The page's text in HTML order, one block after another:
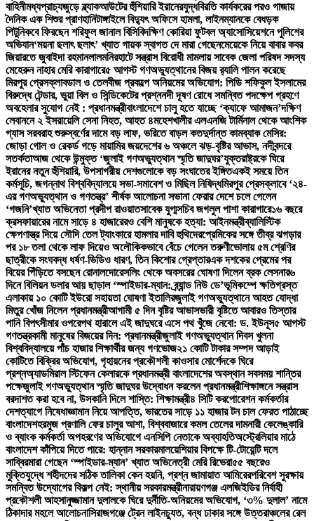
বাহিনীমধ্যপ্রাচ্যজুড়ে ব্ল্যাকআউটের হুঁশিয়ারি ইরানেরযুদ্ধবিরতি কার্যকরের পরও গাজায়
দৈনিক এক শিশুর প্রাণহানিটাঙ্গাইলে বিদ্যুৎ অফিসে হামলা, লাইনম্যানকে বেধড়ক
পিটুনিকবে ফিরছেন শরিফুল জানাল বিসিবিদক্ষিণ কোরিয়া ফুটবল অ্যাসোসিয়েশনে পুলিশের
অভিযান‘ময়না ছলাৎ ছলাৎ’ খ্যাত গায়ক স্বাগত দে মারা গেছেনমেয়েকে নিয়ে বাবার কবর
জিয়ারতে জুবাইদা রহমানলালমনিরহাটে সন্ত্রাস বিরোধী মামলায় সাবেক জেলা পরিষদ সদস্য
মেহেরুন নাহার মেরি কারাগারে৫ আগস্ট গণঅভ্যুত্থানের বিজয় র‍্যালি পালন করেছে
মিরপুর প্রেসক্লাবডাল ও তেলবীজ প্রকল্পে অনিয়মের অভিযোগ: পিডি শফিকুল ইসলামের
বিরুদ্ধে টেন্ডার, ভুয়া বিল ও সিন্ডিকেটের প্রশ্ননদী দূষণ রোধে সমন্বিত পদক্ষেপ গ্রহণে
অবহেলার সুযোগ নেই : প্রধানমন্ত্রীবাংলাদেশে চালু হতে যাচ্ছে ‘ক্যাফে আমাজন’দক্ষিণ
লেবাননে ২ ইসরায়েলি সেনা নিহত, আহত ৪মহেশখালীর এলএনজি টার্মিনাল থেকে আংশিক
গ্যাস সরবরাহ শুরুস্বর্ণের দামে বড় লাফ, ভরিতে বাড়ল কতদুর্দান্ত কামব্যাক মেসির:
জোড়া গোল ও রেকর্ড গড়ে মায়ামির জয়দেশের ৬ অঞ্চলে ঝড়-বৃষ্টির আভাস, নদীবন্দরে
সতর্কতাআজ থেকে উন্মুক্ত ‘জুলাই গণঅভ্যুত্থান স্মৃতি জাদুঘর’যুক্তরাষ্ট্রকে ঘিরে
ইরানের নতুন হুঁশিয়ারি, উপসাগরীয় দেশগুলোকে বড় সংঘাতের ইঙ্গিতএকই সময়ে তিন
কর্মসূচি, জগন্নাথ বিশ্ববিদ্যালয়ে সভা-সমাবেশ ও মিছিল নিষিদ্ধমিরপুর প্রেসক্লাবে ‘২৪-
এর গণঅভ্যুত্থান ও গণতন্ত্র’ শীর্ষক আলোচনা সভানা ফেরার দেশে চলে গেলেন
‘গজনি’খ্যাত অভিনেতা প্রদীপ রাওয়াতসাবেক যুগ্মসচিব জগলুল পাশা কারাগারে১৬ বছরে
ক্রসফায়ারের নামে সাড়ে ৪ হাজারেরও বেশি মানুষকে হত্যা: আইনমন্ত্রীব্যালিস্টিক
ক্ষেপণাস্ত্র দিয়ে সৌদি তেল ট্যাংকারে হামলার দাবি হুথিদেরপ্রেমিকের সঙ্গে তীব্র ঝগড়ার
পর ১৮ তলা থেকে লাফ দিয়েও অলৌকিকভাবে বেঁচে গেলেন তরুণীভোলায় ৫ম শ্রেণির
ছাত্রীকে সংঘবদ্ধ ধর্ষণ-ভিডিও ধারণ, তিন কিশোর গ্রেপ্তারএক দশকের প্রেমের পর
বিয়ের পিঁড়িতে বসছেন রোনালদোরেসলিং থেকে অবসরের ঘোষণা দিলেন ব্রক লেসনার৬
দিনে বিলিয়ন ডলার আয় ছাড়াল ‘স্পাইডার-ম্যান: ব্র্যান্ড নিউ ডে’ভূমিকম্পে ক্ষতিগ্রস্ত
এলাকায় ১০ কোটি ইউরো সহায়তা ঘোষণা ইতালিরজুলাই গণঅভ্যুত্থানে আহত যোদ্ধা
মিতুর খোঁজ নিলেন প্রধানমন্ত্রীআগামী ৫ দিন বৃষ্টির আভাসভারী বৃষ্টিতে আবারও তিস্তার
পানি বিপৎসীমার ওপরেপথ হারালে এই জাদুঘরে এসে পথ খুঁজে নেবো: ড. ইউনূস৫ আগস্ট
গণতন্ত্রকামী মানুষের বিজয়ের দিন: প্রধানমন্ত্রীজুলাই গণঅভ্যুত্থান দিবস খুলনা
বিশ্ববিদ্যালয়ে পাঁচ হাজার শিক্ষার্থীর জন্য গণভোজ২১ কোটি টাকার সম্পদ আড়াই
কোটিতে বিক্রির অভিযোগ, গৃহায়নের প্রকৌশলী কাওসার মোর্শেদকে ঘিরে
প্রশ্নঅ্যাডমিরাল স্টিফেন কেলারকে প্রধানমন্ত্রী বাংলাদেশের অবস্থান সবসময় শান্তির
পক্ষেজুলাই গণঅভ্যুত্থান স্মৃতি জাদুঘর উদ্বোধন করলেন প্রধানমন্ত্রীশিক্ষাঙ্গনে সন্ত্রাস
বরদাশত করা হবে না, উসকানি দিলে শাস্তি: শিক্ষামন্ত্রী৪ সিটি করপোরেশন কর্মকর্তার
দেশত্যাগে নিষেধাজ্ঞামান নিয়ে আপত্তি, ভারতের সাড়ে ১১ হাজার টন চাল ফেরত পাঠাচ্ছে
বাংলাদেশহরমুজ প্রণালি ফের চালুর আশা, বিশ্ববাজারে কমল তেলের দামনারী কেলেঙ্কারি
ও ব্যাংক কর্মকর্তা অপহরণের অভিযোগে এনসিপি নেতাকে অব্যাহতিঅস্ট্রেলিয়ার মাঠে
বাংলাদেশ কাঁপিয়ে দিতে পারে: হান্নান সরকারমালয়েশিয়ার বিপক্ষে টি-টোয়েন্টি দলে
সাব্বিরমারা গেছেন ‘স্পাইডার-ম্যান’ খ্যাত অভিনেত্রী মেরি রিভেরা৫৫ বছরেও
মুক্তিযুদ্ধে শহীদদের সঠিক তালিকা কেন হয়নি, প্রশ্ন জামায়াত আমিরেরপরিবেশ সুরক্ষায়
সমন্বিত উদ্যোগের বিকল্প নেই: স্থানীয় সরকারমন্ত্রীনারায়ণগঞ্জ এলজিইডির নির্বাহী
প্রকৌশলী আহসানুজ্জামান দুলালকে ঘিরে দুর্নীতি-অনিয়মের অভিযোগ, ‘৩% দুলাল’ নামে
ঠিকাদার মহলে আলোচনাসিরাজগঞ্জে ট্রেন লাইনচ্যুত, বন্ধ ঢাকার সঙ্গে উত্তরাঞ্চলের রেল